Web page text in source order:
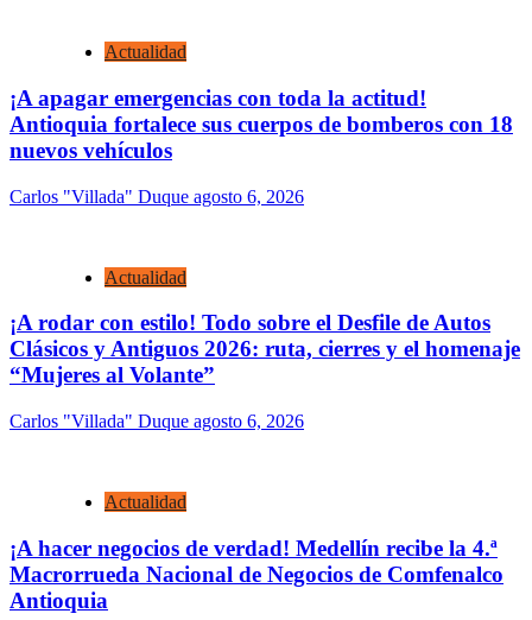
Actualidad
¡A apagar emergencias con toda la actitud!
Antioquia fortalece sus cuerpos de bomberos con 18
nuevos vehículos
Carlos "Villada" Duque agosto 6, 2026
Actualidad
¡A rodar con estilo! Todo sobre el Desfile de Autos
Clásicos y Antiguos 2026: ruta, cierres y el homenaje
“Mujeres al Volante”
Carlos "Villada" Duque agosto 6, 2026
Actualidad
¡A hacer negocios de verdad! Medellín recibe la 4.ª
Macrorrueda Nacional de Negocios de Comfenalco
Antioquia